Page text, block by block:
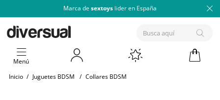
Marca de sextoys lider en España
Menú
Inicio / Juguetes BDSM / Collares BDSM